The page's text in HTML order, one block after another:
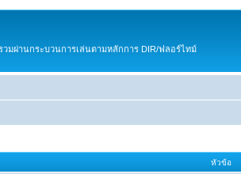
วมผ่านกระบวนการเล่นตามหลักการ DIR/ฟลอร์ไทม์
หัวข้อ